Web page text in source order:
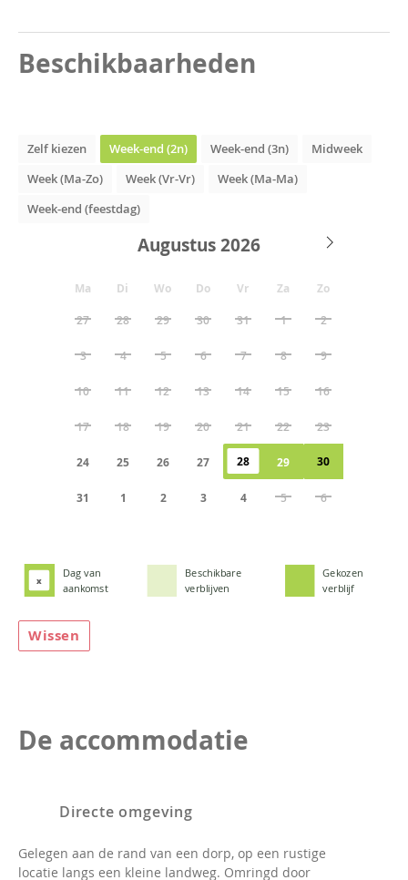
Beschikbaarheden
Zelf kiezen Week-end (2n) Week-end (3n)
Midweek
Week (Ma-Zo)
Week (Vr-Vr)
Week (Ma-Ma)
Week-end (feestdag)
Augustus
Ma Di Wo Do Vr Za Zo
27 28 29 30 31 1 2
3 4 5 6 7 8 9
10 11 12 13 14 15 16
17 18 19 20 21 22 23
24 25 26 27 28 29 30
31 1 2 3 4 5 6
x
Dag van
aankomst
Beschikbare
verblijven
Gekozen
verblijf
Wissen
De accommodatie
Directe omgeving
Gelegen aan de rand van een dorp, op een rustige
locatie langs een kleine landweg. Omringd door